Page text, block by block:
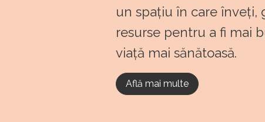
un spațiu în care înveți,
resurse pentru a fi mai
viață mai sănătoasă.
Află mai multe